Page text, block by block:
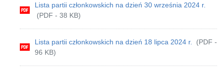
Lista partii członkowskich na dzień 30 września 2024 r.
(PDF - 38 KB)
Lista partii członkowskich na dzień 18 lipca 2024 r.
(PDF -
96 KB)